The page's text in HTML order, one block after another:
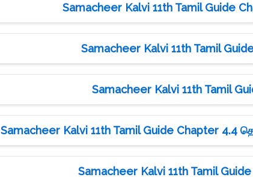
Samacheer Kalvi 11th Tamil Guide
Samacheer Kalvi 11th Tamil
Samacheer Kalvi 11th Tamil
Samacheer Kalvi 11th Tamil Guide Chapter 4.4
Samacheer Kalvi 11th Tamil